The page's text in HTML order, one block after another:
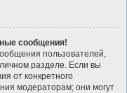
сообщения!
пользователей,
разделе. Если вы
от конкретного
модераторам; они могут